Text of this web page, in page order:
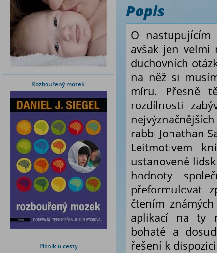
Rozbouřený mozek
Piknik u cesty
Popis
O
avšak jen velmi
duchovních
na něž si
míru. Přesně
rozdílnosti
rabbi Jonathan
Leitmotivem
ustanovené
hodnoty
přeformulovat
čtením
aplikací na ty
bohaté a
řešení k